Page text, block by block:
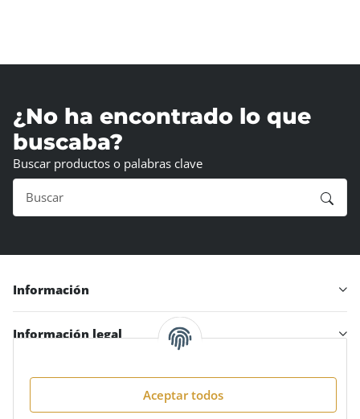
Aceptar todos
¿No ha encontrado lo que
buscaba?
Buscar productos o palabras clave
Información
Información legal